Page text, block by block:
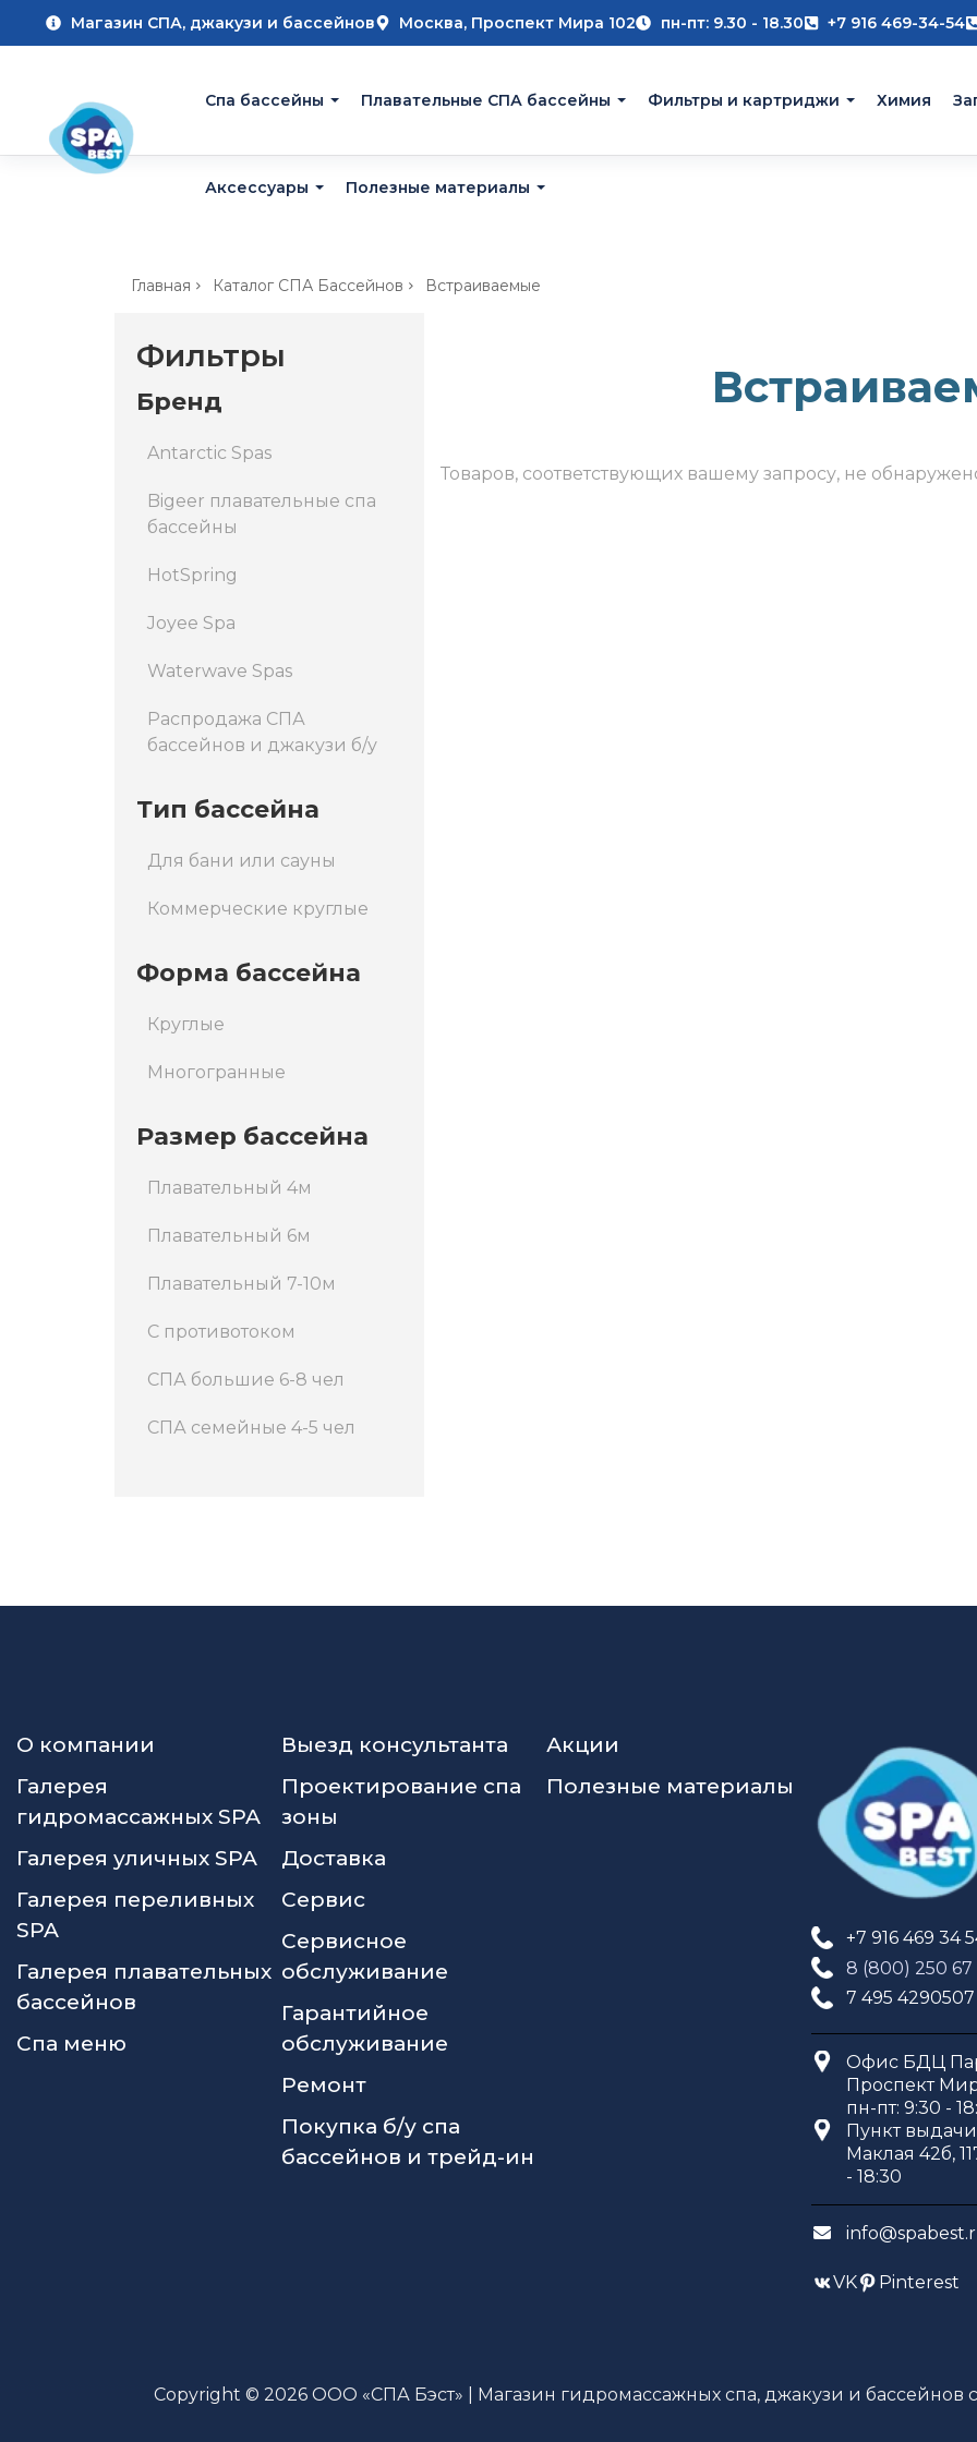
Магазин СПА, джакузи и бассейнов Москва, Проспект Мира 102 пн-пт: 9.30 - 18.30 +7 916 469-34-54
Cпа бассейны Плавательные СПА бассейны Фильтры и картриджи Химия
Аксессуары Полезные материалы
Главная Каталог СПА Бассейнов Встраиваемые
Фильтры
Бренд
Antarctic Spas
Bigeer плавательные спа
бассейны
HotSpring
Joyee Spa
Waterwave Spas
Распродажа СПА
бассейнов и джакузи б/у
Тип бассейна
Для бани или сауны
Коммерческие круглые
Форма бассейна
Круглые
Многогранные
Размер бассейна
Плавательный 4м
Плавательный 6м
Плавательный 7-10м
С противотоком
СПА большие 6-8 чел
СПА семейные 4-5 чел
Товаров, соответствующих вашему запросу, не
О компании
Галерея
гидромассажных SPA
Галерея уличных SPA
Галерея переливных
SPA
Галерея плавательных
бассейнов
Спа меню
Выезд консультанта
Проектирование спа
зоны
Доставка
Сервис
Сервисное
обслуживание
Гарантийное
обслуживание
Ремонт
Покупка б/у спа
бассейнов и трейд-ин
Акции
Полезные материалы
+7 916 469 34
8 (800) 250
7 495 4290507
Офис БДЦ
Проспект
пн-пт: 9:30 -
Пункт
Маклая 42б,
- 18:30
VK Pinterest
Copyright © 2026 ООО «СПА Бэст» | Магазин гидромассажных спа, джакузи и